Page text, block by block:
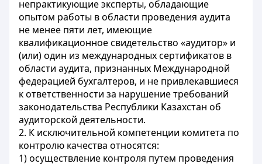
непрактикующие эксперты, обладающие
опытом работы в области проведения аудита
не менее пяти лет, имеющие
квалификационное свидетельство «аудитор» и
(или) один из международных сертификатов в
области аудита, признанных Международной
федерацией бухгалтеров, и не привлекавшиеся
к ответственности за нарушение требований
законодательства Республики Казахстан об
аудиторской деятельности.
2. К исключительной компетенции комитета по
контролю качества относятся:
1) осуществление контроля путем проведения